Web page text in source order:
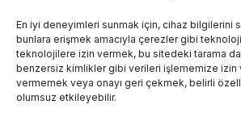
En iyi deneyimleri sunmak için, cihaz bilgilerini
bunlara erişmek amacıyla çerezler gibi
teknolojilere izin vermek, bu sitedeki tarama
benzersiz kimlikler gibi verileri işlememize izin
vermemek veya onayı geri çekmek, belirli
olumsuz etkileyebilir.
Página de inicio